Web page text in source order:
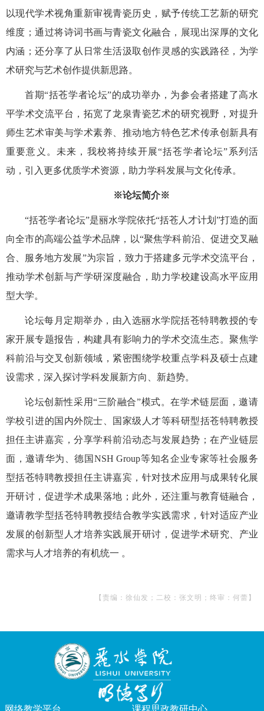
以现代学术视角重新审视青瓷历史，赋予传统工艺新的研究
维度；通过将诗词书画与青瓷文化融合，展现出深厚的文化
内涵；还分享了从日常生活汲取创作灵感的实践路径，为学
术研究与艺术创作提供新思路。
首期“括苍学者论坛”的成功举办，为参会者搭建了高水
平学术交流平台，拓宽了龙泉青瓷艺术的研究视野，对提升
师生艺术审美与学术素养、推动地方特色艺术传承创新具有
重要意义。未来，我校将持续开展“括苍学者论坛”系列活
动，引入更多优质学术资源，助力学科发展与文化传承。
※论坛简介※
“括苍学者论坛”是丽水学院依托“括苍人才计划”打造的面
向全市的高端公益学术品牌，以“聚焦学科前沿、促进交叉融
合、服务地方发展”为宗旨，致力于搭建多元学术交流平台，
推动学术创新与产学研深度融合，助力学校建设高水平应用
型大学。
论坛每月定期举办，由入选丽水学院括苍特聘教授的专
家开展专题报告，构建具有影响力的学术交流生态。聚焦学
科前沿与交叉创新领域，紧密围绕学校重点学科及硕士点建
设需求，深入探讨学科发展新方向、新趋势。
论坛创新性采用“三阶融合”模式。在学术链层面，邀请
学校引进的国内外院士、国家级人才等科研型括苍特聘教授
担任主讲嘉宾，分享学科前沿动态与发展趋势；在产业链层
面，邀请华为、德国NSH Group等知名企业专家等社会服务
型括苍特聘教授担任主讲嘉宾，针对技术应用与成果转化展
开研讨，促进学术成果落地；此外，还注重与教育链融合，
邀请教学型括苍特聘教授结合教学实践需求，针对适应产业
发展的创新型人才培养实践展开研讨，促进学术研究、产业
需求与人才培养的有机统一 。
【责编：徐仙发；二校：张文明；终审：何蕾】
网络教学平台 课程思政教研中心